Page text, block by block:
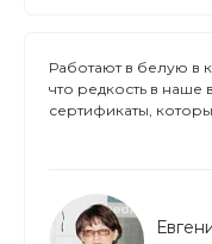
Работают в белую в
что редкость в наше
сертификаты,